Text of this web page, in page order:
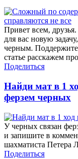
Привет всем,
для вас новую
черным.
статье расскажем
Поделиться
Найди мат в 1
ферзем черных
У черных связан
и запишите в
шахматиста Петера
Поделиться